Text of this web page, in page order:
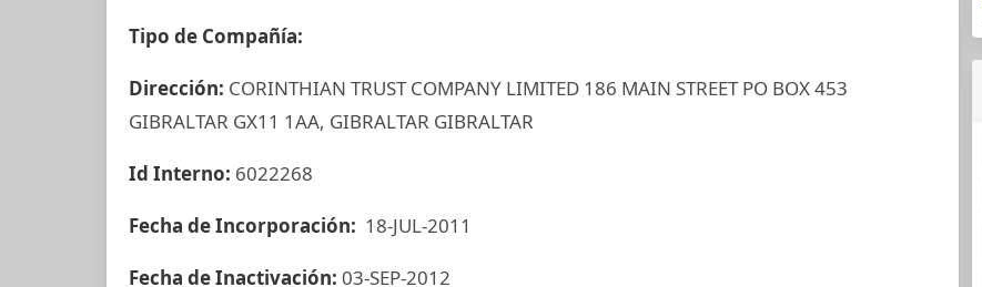
Tipo de Compañía:
Dirección: CORINTHIAN TRUST COMPANY LIMITED 186 MAIN STREET PO BOX 453
GIBRALTAR GX11 1AA, GIBRALTAR GIBRALTAR
Id Interno: 6022268
Fecha de Incorporación: 18-JUL-2011
Fecha de Inactivación: 03-SEP-2012